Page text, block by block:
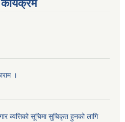
।
व्यत्तिको सूचिमा सुचिकृत हुनको लागि